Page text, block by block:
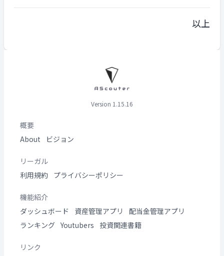
以上
Version 1.15.16
概要
About
ビジョン
リーガル
利用規約 プライバシーポリシー
機能紹介
ダッシュボード
資産管理アプリ
配当金管理アプリ
ランキング Youtubers 投資関連書籍
リンク